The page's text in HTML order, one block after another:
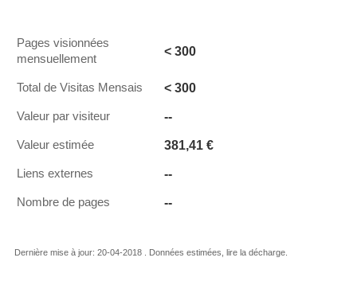
Pages visionnées
mensuellement
< 300
Total de Visitas Mensais < 300
Valeur par visiteur --
Valeur estimée 381,41 €
Liens externes --
Nombre de pages --
Dernière mise à jour: 20-04-2018 . Données estimées, lire la décharge.